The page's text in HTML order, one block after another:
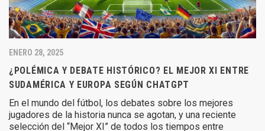
ENERO 28, 2025
¿POLÉMICA Y DEBATE HISTÓRICO? EL MEJOR XI ENTRE
SUDAMÉRICA Y EUROPA SEGÚN CHATGPT
En el mundo del fútbol, los debates sobre los mejores
jugadores de la historia nunca se agotan, y una reciente
selección del “Mejor XI” de todos los tiempos entre